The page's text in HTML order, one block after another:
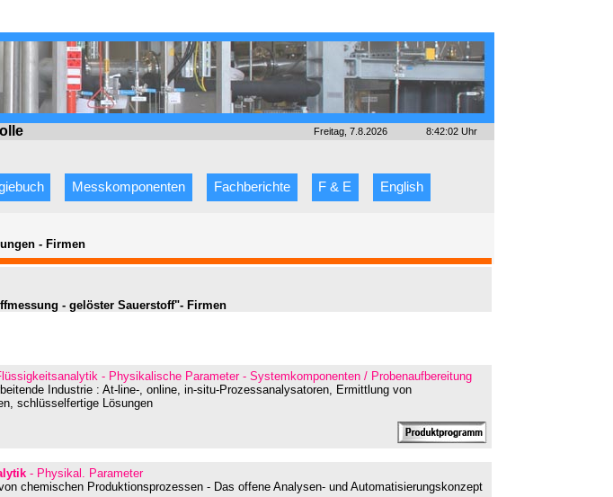
Freitag, 7.8.2026 8:42:02 Uhr
Messkomponenten Fachberichte F & E English
- Firmen
- gelöster Sauerstoff"- Firmen
- Physikalische Parameter - Systemkomponenten / Probenaufbereitung
Industrie : At-line-, online, in-situ-Prozessanalysatoren, Ermittlung von
schlüsselfertige Lösungen
- Physikal. Parameter
chemischen Produktionsprozessen - Das offene Analysen- und Automatisierungskonzept